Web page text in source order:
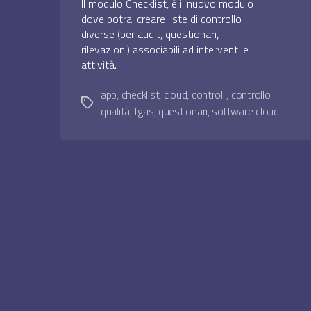
Il modulo Checklist, è il nuovo modulo
dove potrai creare liste di controllo
diverse (per audit, questionari,
rilevazioni) associabili ad interventi e
attività.
Tag
app, checklist, cloud, controlli, controllo
qualità,fgas,questionari,software cloud